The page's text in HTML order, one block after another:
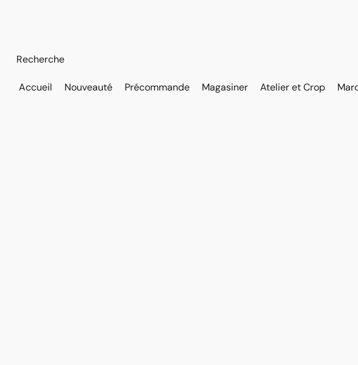
Accueil Nouveauté Précommande Magasiner Atelier et Crop